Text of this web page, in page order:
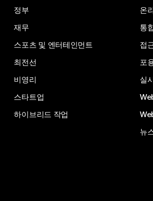
정부
재무
스포츠 및 엔터테인먼트
최전선
비영리
스타트업
하이브리드 작업
온
통
접
포
실
뉴